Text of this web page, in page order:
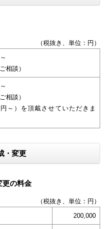
（税抜き、単位：円）
相談）
相談）
～）を頂戴させていただきま
・変更
更の料金
（税抜き、単位：円）
200,000